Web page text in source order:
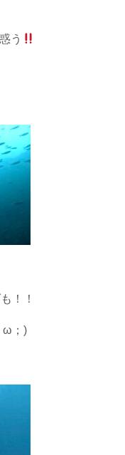
う
！！
ω；)